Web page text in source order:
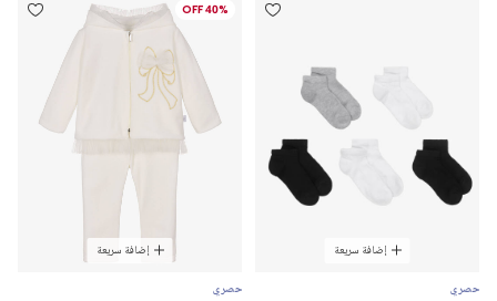
إضافة سريعة
حصري
40% OFF
إضافة سريعة
حصري